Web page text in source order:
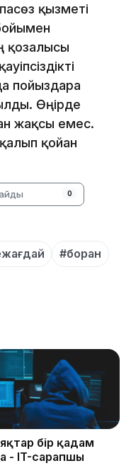
қызметі
пойыздарға
Өңірде
жақсы емес.
қойған
0
#боран
бір қадам
- IT-сарапшы